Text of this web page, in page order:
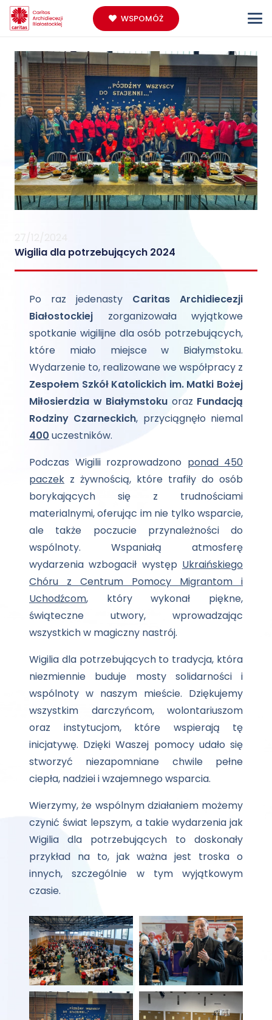
WSPOMÓŻ
Wigilia dla potrzebujących 2024
Po raz jedenasty Caritas Archidiecezji
Białostockiej zorganizowała wyjątkowe
spotkanie wigilijne dla osób potrzebujących,
które miało miejsce w Białymstoku.
Wydarzenie to, realizowane we współpracy z
Zespołem Szkół Katolickich im. Matki Bożej
Miłosierdzia w Białymstoku oraz Fundacją
Rodziny Czarneckich, przyciągnęło niemal
400 uczestników.
Podczas Wigilii rozprowadzono ponad 450
paczek z żywnością, które trafiły do osób
borykających się z trudnościami
materialnymi, oferując im nie tylko wsparcie,
ale także poczucie przynależności do
wspólnoty. Wspaniałą atmosferę
wydarzenia wzbogacił występ Ukraińskiego
Chóru z Centrum Pomocy Migrantom i
Uchodźcom, który wykonał piękne,
świąteczne utwory, wprowadzając
wszystkich w magiczny nastrój.
Wigilia dla potrzebujących to tradycja, która
niezmiennie buduje mosty solidarności i
wspólnoty w naszym mieście. Dziękujemy
wszystkim darczyńcom, wolontariuszom
oraz instytucjom, które wspierają tę
inicjatywę. Dzięki Waszej pomocy udało się
stworzyć niezapomniane chwile pełne
ciepła, nadziei i wzajemnego wsparcia.
Wierzymy, że wspólnym działaniem możemy
czynić świat lepszym, a takie wydarzenia jak
Wigilia dla potrzebujących to doskonały
przykład na to, jak ważna jest troska o
innych, szczególnie w tym wyjątkowym
czasie.